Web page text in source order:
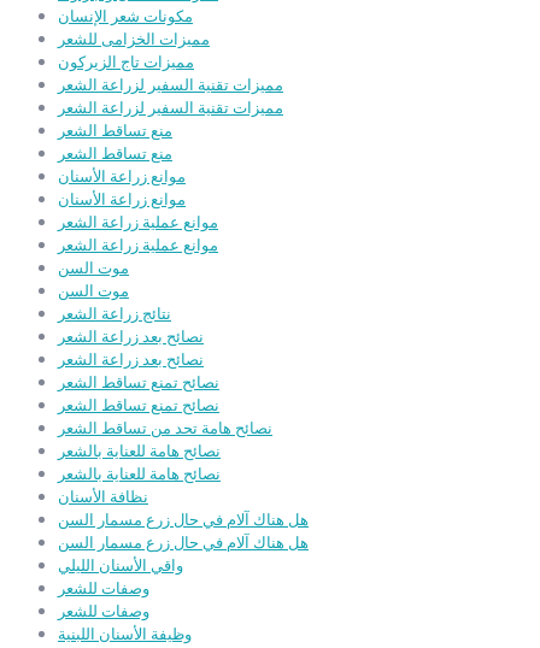
مكونات شعر الإنسان
مميزات الخزامى للشعر
مميزات تاج الزيركون
مميزات تقنية السفير لزراعة الشعر
مميزات تقنية السفير لزراعة الشعر
منع تساقط الشعر
منع تساقط الشعر
موانع زراعة الأسنان
موانع زراعة الأسنان
موانع عملية زراعة الشعر
موانع عملية زراعة الشعر
موت السن
موت السن
نتائج زراعة الشعر
نصائح بعد زراعة الشعر
نصائح بعد زراعة الشعر
نصائح تمنع تساقط الشعر
نصائح تمنع تساقط الشعر
نصائح هامة تحد من تساقط الشعر
نصائح هامة للعناية بالشعر
نصائح هامة للعناية بالشعر
نظافة الأسنان
هل هناك آلام في حال زرع مسمار السن
هل هناك آلام في حال زرع مسمار السن
واقي الأسنان الليلي
وصفات للشعر
وصفات للشعر
وظيفة الأسنان اللبنية